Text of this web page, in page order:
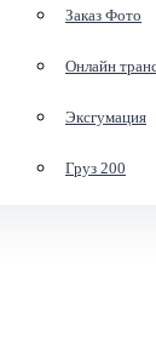
Заказ Фото
Онлайн
Эксгумация
Груз 200